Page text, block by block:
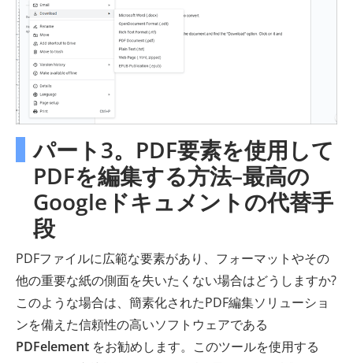
パート3。PDF要素を使用して
PDFを編集する方法–最高の
Googleドキュメントの代替手
段
PDFファイルに広範な要素があり、フォーマットやその
他の重要な紙の側面を失いたくない場合はどうしますか?
このような場合は、簡素化されたPDF編集ソリューショ
ンを備えた信頼性の高いソフトウェアである
PDFelement をお勧めします。このツールを使用する